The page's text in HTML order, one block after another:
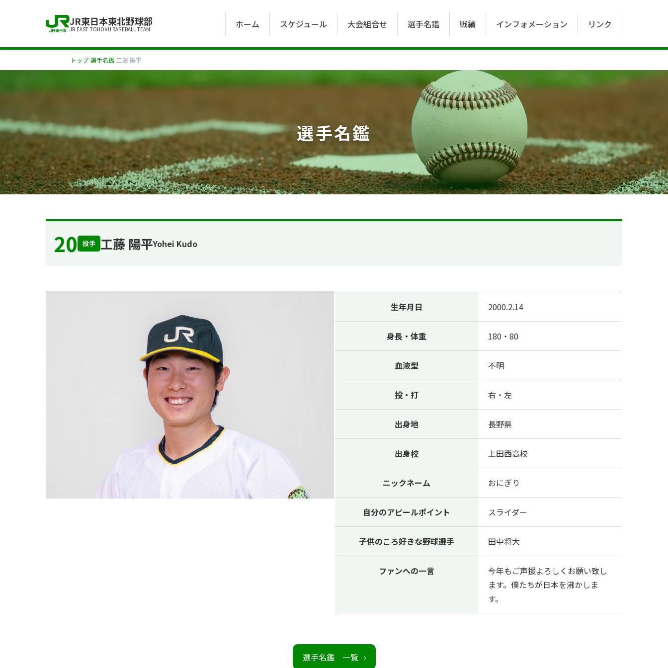
JR東日本東北野球部
JR EAST TOHOKU BASEBALL TEAM ホーム スケジュール 大会組合せ 選手名鑑 戦績 インフォメーション リンク
トップ›選手名鑑›工藤 陽平
選手名鑑
20 投手 工藤 陽平Yohei Kudo
生年月日 2000.2.14
身長・体重 180・80
血液型 不明
投・打 右・左
出身地 長野県
出身校 上田西高校
ニックネーム おにぎり
自分のアピールポイント スライダー
子供のころ好きな野球選手 田中将大
ファンへの一言
今年もご声援よろしくお願い致し
ます。僕たちが日本を沸かしま
す。
選手名鑑 一覧